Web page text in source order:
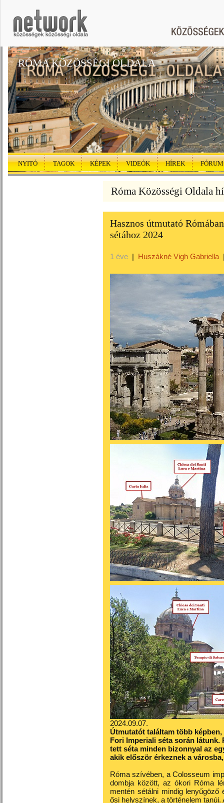
RÓMA KÖZÖSSÉGI OLDALA
NYITÓ TAGOK KÉPEK VIDEÓK HÍREK FÓRUM
Róma Közösségi Oldala
Hasznos útmutató
sétához 2024
1 éve | Huszákné Vigh Gabriella
2024.09.07.
Útmutatót találtam több
Fori Imperiali séta során látunk.
tett séta minden bizonnyal az
akik először érkeznek a
Róma szívében, a Colosseum
dombja között, az ókori Róma
mentén sétálni mindig
ősi helyszínek, a történelem